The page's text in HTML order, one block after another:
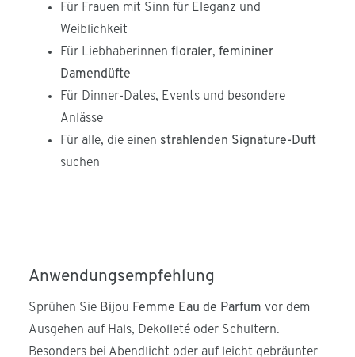
Für Frauen mit Sinn für Eleganz und
Weiblichkeit
Für Liebhaberinnen floraler, femininer
Damendüfte
Für Dinner-Dates, Events und besondere
Anlässe
Für alle, die einen strahlenden Signature-Duft
suchen
Anwendungsempfehlung
Sprühen Sie Bijou Femme Eau de Parfum vor dem
Ausgehen auf Hals, Dekolleté oder Schultern.
Besonders bei Abendlicht oder auf leicht gebräunter